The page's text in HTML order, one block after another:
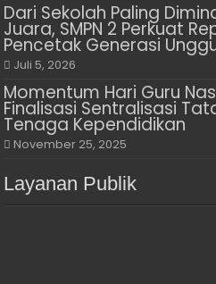
Dari Sekolah Paling
Juara, SMPN 2 Perkuat
Pencetak Generasi
Juli 5, 2026
Momentum Hari Guru
Finalisasi Sentralisasi
Tenaga Kependidikan
November 25, 2025
Layanan Publik